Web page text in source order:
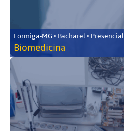
Formiga-MG • Bacharel • Presencial
Biomedicina